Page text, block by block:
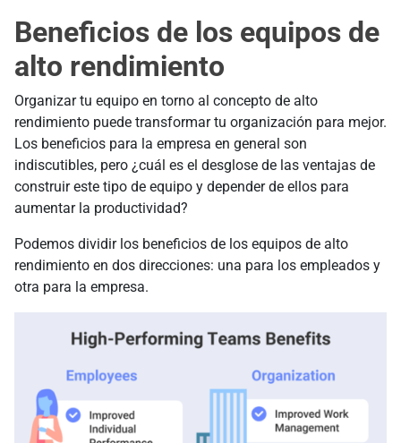
Beneficios de los equipos de
alto rendimiento
Organizar tu equipo en torno al concepto de alto
rendimiento puede transformar tu organización para mejor.
Los beneficios para la empresa en general son
indiscutibles, pero ¿cuál es el desglose de las ventajas de
construir este tipo de equipo y depender de ellos para
aumentar la productividad?
Podemos dividir los beneficios de los equipos de alto
rendimiento en dos direcciones: una para los empleados y
otra para la empresa.